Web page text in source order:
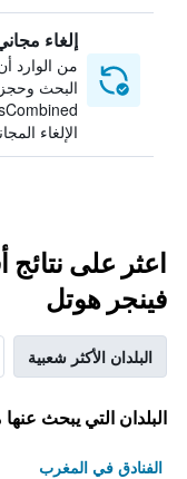
إلغاء
من الوارد
البحث
الإلغاء
اعثر على
فينجر هوتل
البلدان الأكثر شعبية
البلدان التي يبحث
الفنادق في المغرب